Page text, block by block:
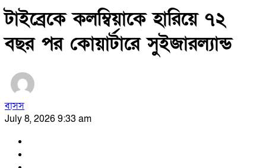
টাইব্রেকে কলম্বিয়াকে হারিয়ে ৭২
বছর পর কোয়ার্টারে সুইজারল্যান্ড
বাসস
July 8, 2026 9:33 am